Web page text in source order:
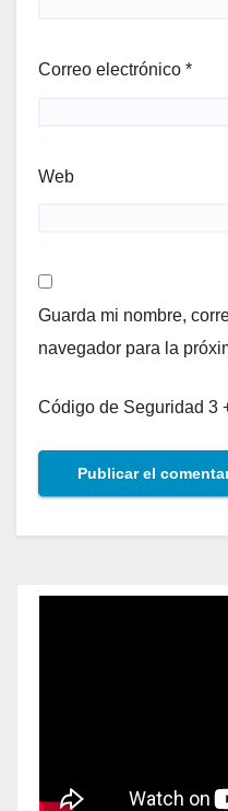
Correo electrónico *
Web
Guarda mi nombre,
navegador para la
Código de Seguridad 3